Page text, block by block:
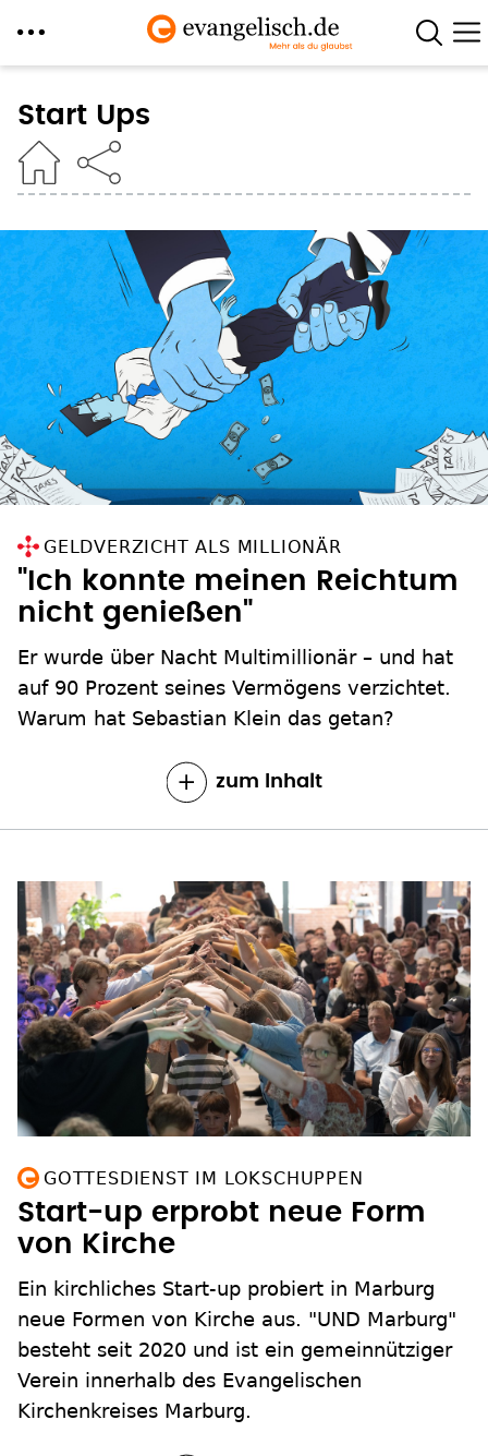
zum
Inhalt
Start Ups
GELDVERZICHT ALS MILLIONÄR
"Ich konnte meinen Reichtum
nicht genießen"
Er wurde über Nacht Multimillionär – und hat
auf 90 Prozent seines Vermögens verzichtet.
Warum hat Sebastian Klein das getan?
zum Inhalt
GOTTESDIENST IM LOKSCHUPPEN
Start-up erprobt neue Form
von Kirche
Ein kirchliches Start-up probiert in Marburg
neue Formen von Kirche aus. "UND Marburg"
besteht seit 2020 und ist ein gemeinnütziger
Verein innerhalb des Evangelischen
Kirchenkreises Marburg.